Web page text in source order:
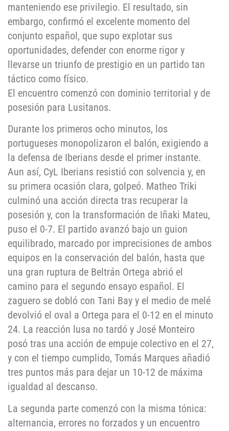
manteniendo ese privilegio. El resultado, sin
embargo, confirmó el excelente momento del
conjunto español, que supo explotar sus
oportunidades, defender con enorme rigor y
llevarse un triunfo de prestigio en un partido tan
táctico como físico.
El encuentro comenzó con dominio territorial y de
posesión para Lusitanos.
Durante los primeros ocho minutos, los
portugueses monopolizaron el balón, exigiendo a
la defensa de Iberians desde el primer instante.
Aun así, CyL Iberians resistió con solvencia y, en
su primera ocasión clara, golpeó. Matheo Triki
culminó una acción directa tras recuperar la
posesión y, con la transformación de Iñaki Mateu,
puso el 0-7. El partido avanzó bajo un guion
equilibrado, marcado por imprecisiones de ambos
equipos en la conservación del balón, hasta que
una gran ruptura de Beltrán Ortega abrió el
camino para el segundo ensayo español. El
zaguero se dobló con Tani Bay y el medio de melé
devolvió el oval a Ortega para el 0-12 en el minuto
24. La reacción lusa no tardó y José Monteiro
posó tras una acción de empuje colectivo en el 27,
y con el tiempo cumplido, Tomás Marques añadió
tres puntos más para dejar un 10-12 de máxima
igualdad al descanso.
La segunda parte comenzó con la misma tónica:
alternancia, errores no forzados y un encuentro